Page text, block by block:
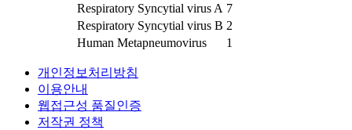
Respiratory Syncytial virus A 7
Respiratory Syncytial virus B 2
Human Metapneumovirus
1
개인정보처리방침
이용안내
웹접근성 품질인증
저작권 정책